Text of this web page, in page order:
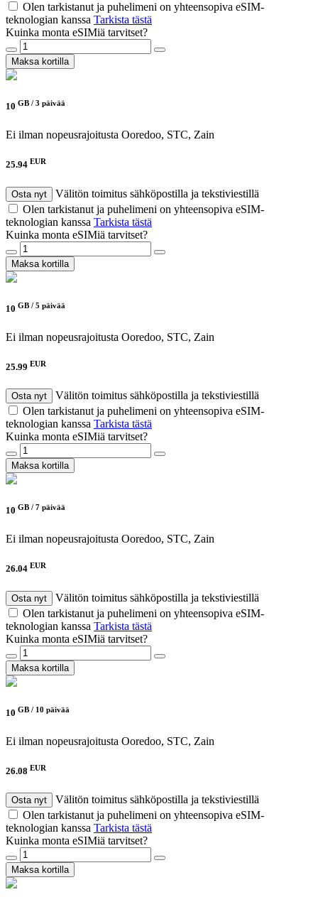
Olen tarkistanut ja puhelimeni on yhteensopiva eSIM-
teknologian kanssa Tarkista tästä
Kuinka monta eSIMiä tarvitset?
Maksa kortilla
10 GB / 3 päivää
Ei ilman nopeusrajoitusta Ooredoo, STC, Zain
25.94 EUR
Osta nyt
Välitön toimitus sähköpostilla ja tekstiviestillä
Olen tarkistanut ja puhelimeni on yhteensopiva eSIM-
teknologian kanssa Tarkista tästä
Kuinka monta eSIMiä tarvitset?
Maksa kortilla
10 GB / 5 päivää
Ei ilman nopeusrajoitusta Ooredoo, STC, Zain
25.99 EUR
Osta nyt
Välitön toimitus sähköpostilla ja tekstiviestillä
Olen tarkistanut ja puhelimeni on yhteensopiva eSIM-
teknologian kanssa Tarkista tästä
Kuinka monta eSIMiä tarvitset?
Maksa kortilla
10 GB / 7 päivää
Ei ilman nopeusrajoitusta Ooredoo, STC, Zain
26.04 EUR
Osta nyt
Välitön toimitus sähköpostilla ja tekstiviestillä
Olen tarkistanut ja puhelimeni on yhteensopiva eSIM-
teknologian kanssa Tarkista tästä
Kuinka monta eSIMiä tarvitset?
Maksa kortilla
10 GB / 10 päivää
Ei ilman nopeusrajoitusta Ooredoo, STC, Zain
26.08 EUR
Osta nyt
Välitön toimitus sähköpostilla ja tekstiviestillä
Olen tarkistanut ja puhelimeni on yhteensopiva eSIM-
teknologian kanssa Tarkista tästä
Kuinka monta eSIMiä tarvitset?
Maksa kortilla